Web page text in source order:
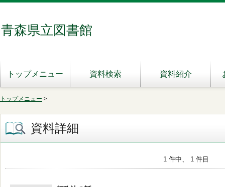
青森県立図書館
トップメニュー 資料検索 資料紹介
トップメニュー >
資料詳細
1 件中、 1 件目